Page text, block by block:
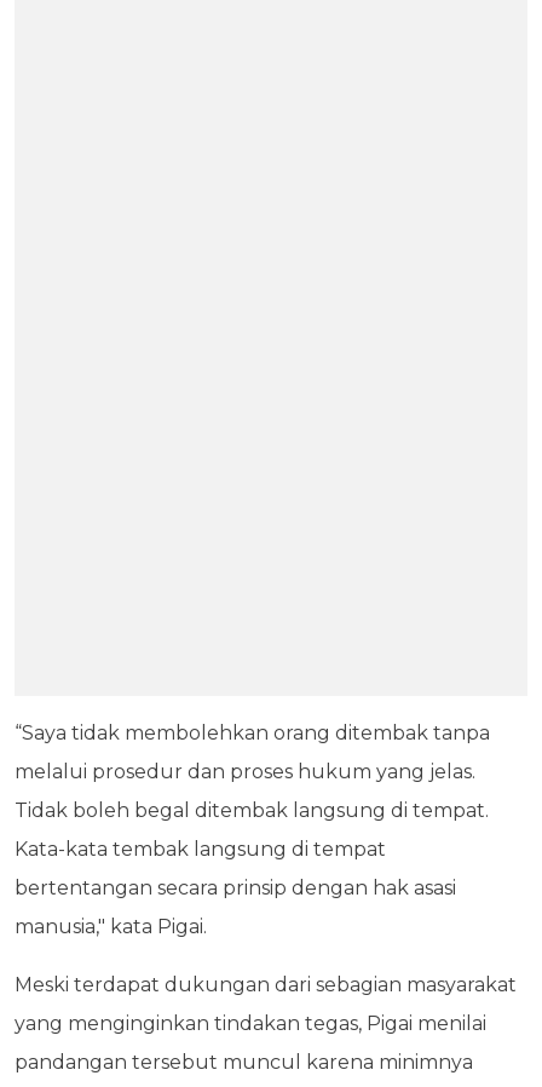
“Saya tidak membolehkan orang ditembak tanpa
melalui prosedur dan proses hukum yang jelas.
Tidak boleh begal ditembak langsung di tempat.
Kata-kata tembak langsung di tempat
bertentangan secara prinsip dengan hak asasi
manusia," kata Pigai.
Meski terdapat dukungan dari sebagian masyarakat
yang menginginkan tindakan tegas, Pigai menilai
pandangan tersebut muncul karena minimnya